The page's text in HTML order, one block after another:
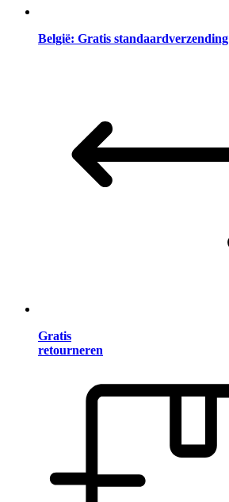
België: Gratis standaardverzending
Gratis
retourneren